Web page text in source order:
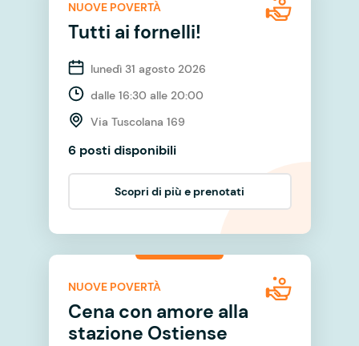
NUOVE POVERTÀ
Tutti ai fornelli!
lunedì 31 agosto 2026
dalle 16:30 alle 20:00
Via Tuscolana 169
6 posti disponibili
Scopri di più e prenotati
NUOVE POVERTÀ
Cena con amore alla
stazione Ostiense